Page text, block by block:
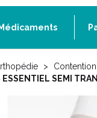
Médicaments
ESSENTIEL SEMI